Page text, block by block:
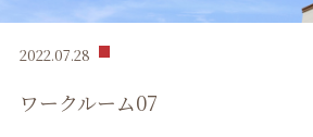
2022.07.28
ワークルーム07